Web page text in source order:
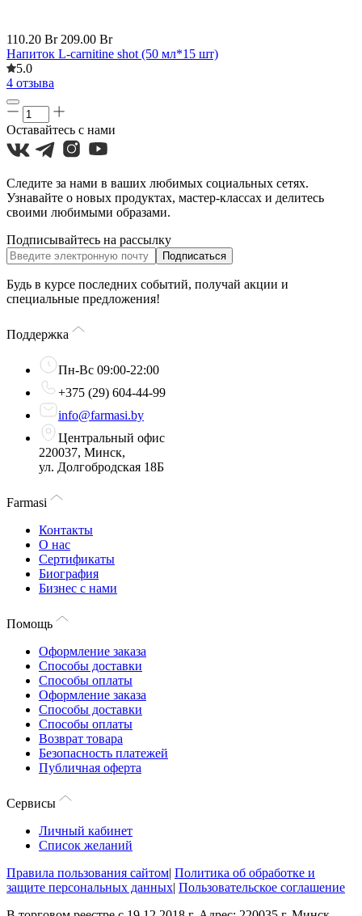
110.20 Br 209.00 Br
Напиток L-carnitine shot (50 мл*15 шт)
5.0
4 отзыва
Оставайтесь с нами
Следите за нами в ваших любимых социальных сетях.
Узнавайте о новых продуктах, мастер-классах и делитесь
своими любимыми образами.
Подписывайтесь на рассылку
Подписаться
Будь в курсе последних событий, получай акции и
специальные предложения!
Поддержка
Пн-Вс 09:00-22:00
+375 (29) 604-44-99
info@farmasi.by
Центральный офис
220037, Минск,
ул. Долгобродская 18Б
Farmasi
Контакты
О нас
Сертификаты
Биография
Бизнес с нами
Помощь
Оформление заказа
Способы доставки
Способы оплаты
Оформление заказа
Способы доставки
Способы оплаты
Возврат товара
Безопасность платежей
Публичная оферта
Сервисы
Личный кабинет
Список желаний
Правила пользования сайтом| Политика об обработке и
защите персональных данных| Пользовательское соглашение